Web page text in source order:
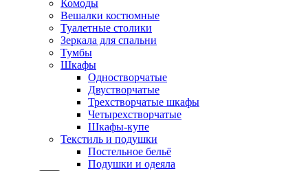
Комоды
Вешалки костюмные
Туалетные столики
Зеркала для спальни
Тумбы
Шкафы
Одностворчатые
Двустворчатые
Трехстворчатые шкафы
Четырехстворчатые
Шкафы-купе
Текстиль и подушки
Постельное бельё
Подушки и одеяла